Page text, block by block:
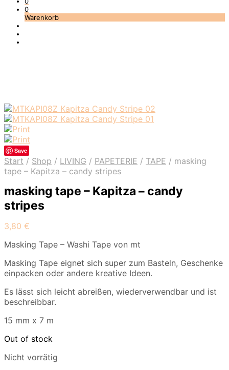
0
Warenkorb
Save
Start / Shop / LIVING / PAPETERIE / TAPE / masking
tape – Kapitza – candy stripes
masking tape – Kapitza – candy
stripes
3,80 €
Masking Tape – Washi Tape von mt
Masking Tape eignet sich super zum Basteln, Geschenke
einpacken oder andere kreative Ideen.
Es lässt sich leicht abreißen, wiederverwendbar und ist
beschreibbar.
15 mm x 7 m
Out of stock
Nicht vorrätig